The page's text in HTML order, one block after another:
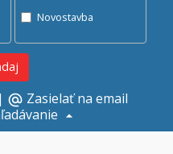
Novostavba
| alternate_email Zasielať na email